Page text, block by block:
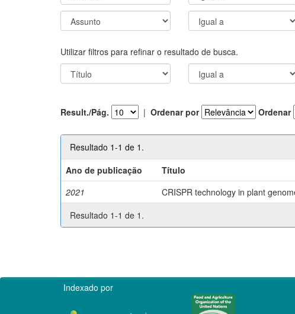
Utilizar filtros para refinar o resultado de busca.
Result./Pág. | Ordenar por Ordenar
Resultado 1-1 de 1.
Ano de publicação
Título
2021
CRISPR technology in plant
Resultado 1-1 de 1.
Indexado por